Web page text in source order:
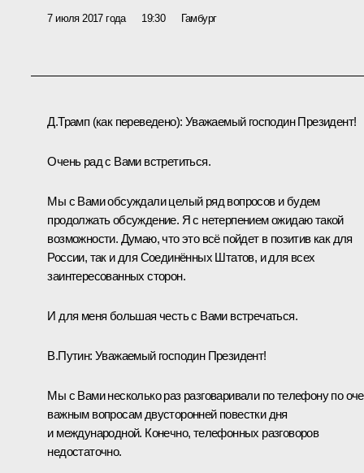
7 июля 2017 года 19:30 Гамбург
Д.Трамп (как переведено): Уважаемый господин Президент!
Очень рад с Вами встретиться.
Мы с Вами обсуждали целый ряд вопросов и будем
продолжать обсуждение. Я с нетерпением ожидаю такой
возможности. Думаю, что это всё пойдет в позитив как для
России, так и для Соединённых Штатов, и для всех
заинтересованных сторон.
И для меня большая честь с Вами встречаться.
В.Путин: Уважаемый господин Президент!
Мы с Вами несколько раз разговаривали по телефону по
важным вопросам двусторонней повестки дня
и международной. Конечно, телефонных разговоров
недостаточно.